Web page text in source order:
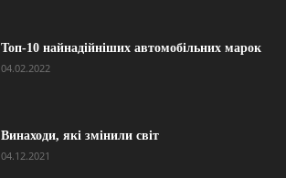
Топ-10 найнадійніших автомобільних марок
04.02.2022
Винаходи, які змінили світ
04.12.2021